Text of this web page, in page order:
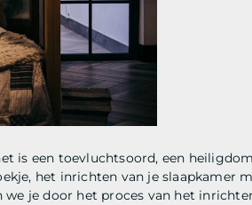
is een toevluchtsoord, een
het inrichten van je slaapkamer
je door het proces van het